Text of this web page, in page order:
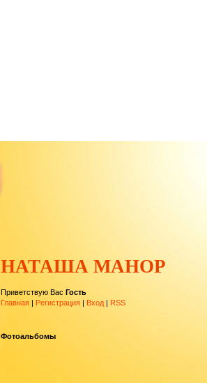
НАТАША МАНОР
Приветствую Вас Гость
Главная | Регистрация | Вход | RSS
Фотоальбомы